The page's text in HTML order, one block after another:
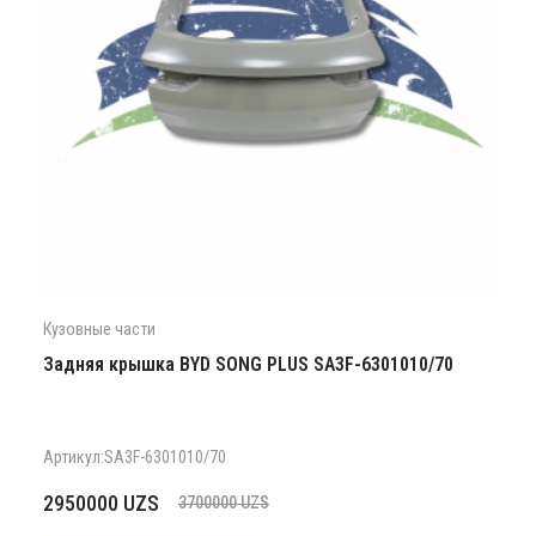
Кузовные части
Задняя крышка BYD SONG PLUS SA3F-6301010/70
Артикул:SA3F-6301010/70
3700000UZS
Первоначальная
2950000 UZS
Текущая